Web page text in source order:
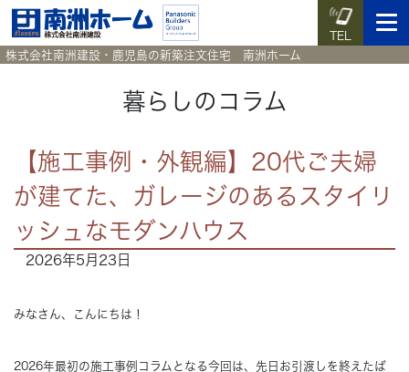
TEL
HOME ホーム
News 新着情報
施工実例集
株式会社南洲建設・鹿児島の新築注文住宅 南洲ホーム
暮らしのコラム
【施工事例・外観編】20代ご夫婦
が建てた、ガレージのあるスタイリ
ッシュなモダンハウス
2026年5月23日
みなさん、こんにちは！
2026年最初の施工事例コラムとなる今回は、先日お引渡しを終えたば